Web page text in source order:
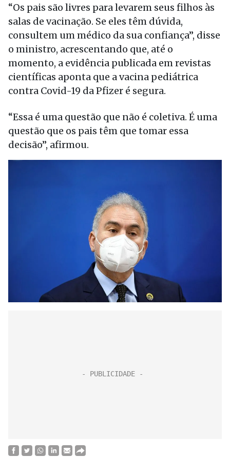
“Os pais são livres para levarem seus filhos às
salas de vacinação. Se eles têm dúvida,
consultem um médico da sua confiança”, disse
o ministro, acrescentando que, até o
momento, a evidência publicada em revistas
científicas aponta que a vacina pediátrica
contra Covid-19 da Pfizer é segura.
“Essa é uma questão que não é coletiva. É uma
questão que os pais têm que tomar essa
decisão”, afirmou.